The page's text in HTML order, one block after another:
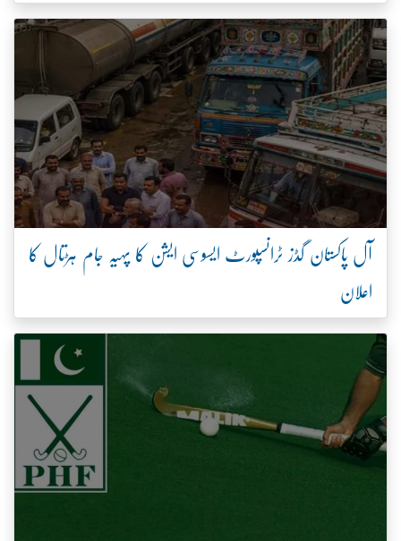
آل پاکستان گڈز ٹرانسپورٹ ایسوسی ایشن کا پہیہ جام ہڑتال کا
اعلان